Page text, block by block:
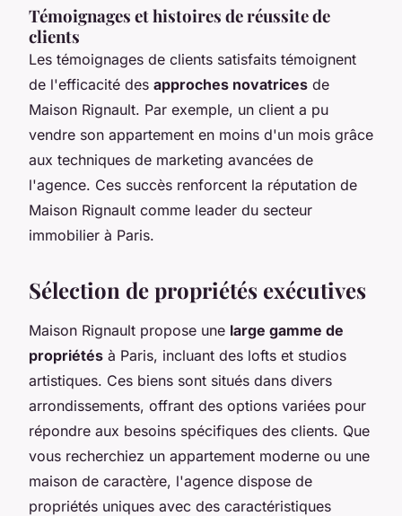
Témoignages et histoires de réussite de
clients
Les témoignages de clients satisfaits témoignent
de l'efficacité des approches novatrices de
Maison Rignault. Par exemple, un client a pu
vendre son appartement en moins d'un mois grâce
aux techniques de marketing avancées de
l'agence. Ces succès renforcent la réputation de
Maison Rignault comme leader du secteur
immobilier à Paris.
Sélection de propriétés exécutives
Maison Rignault propose une large gamme de
propriétés à Paris, incluant des lofts et studios
artistiques. Ces biens sont situés dans divers
arrondissements, offrant des options variées pour
répondre aux besoins spécifiques des clients. Que
vous recherchiez un appartement moderne ou une
maison de caractère, l'agence dispose de
propriétés uniques avec des caractéristiques